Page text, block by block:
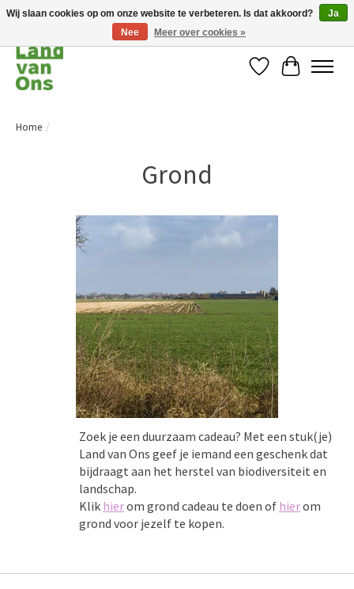
Verlanglijst
Home /
Grond
Zoek je een duurzaam cadeau? Met een stuk(je)
Land van Ons geef je iemand een geschenk dat
bijdraagt aan het herstel van biodiversiteit en
landschap.
Klik hierom grond cadeau te doen of hierom
grond voor jezelf te kopen.
Wij slaan cookies op om onze website te verbeteren. Is dat akkoord?
Ja
Nee
Meer over cookies »